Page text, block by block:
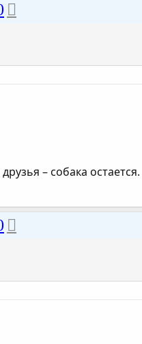
– собака остается.